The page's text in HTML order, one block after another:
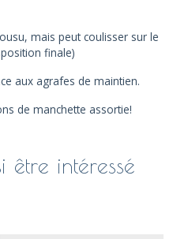
mais peut coulisser sur le
finale)
aux agrafes de maintien.
de manchette assortie!
être intéressé